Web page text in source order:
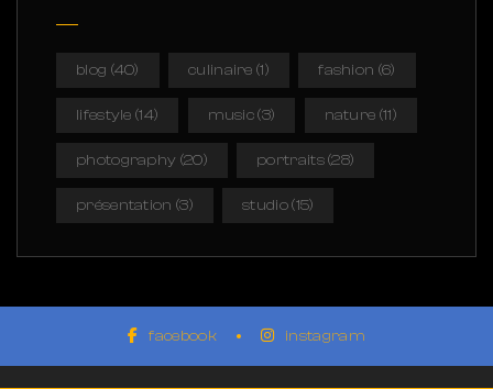
blog (40) culinaire (1) fashion (6)
lifestyle (14) music(3) nature (11)
photography (20) portraits(28)
présentation (3) studio(15)
facebook instagram